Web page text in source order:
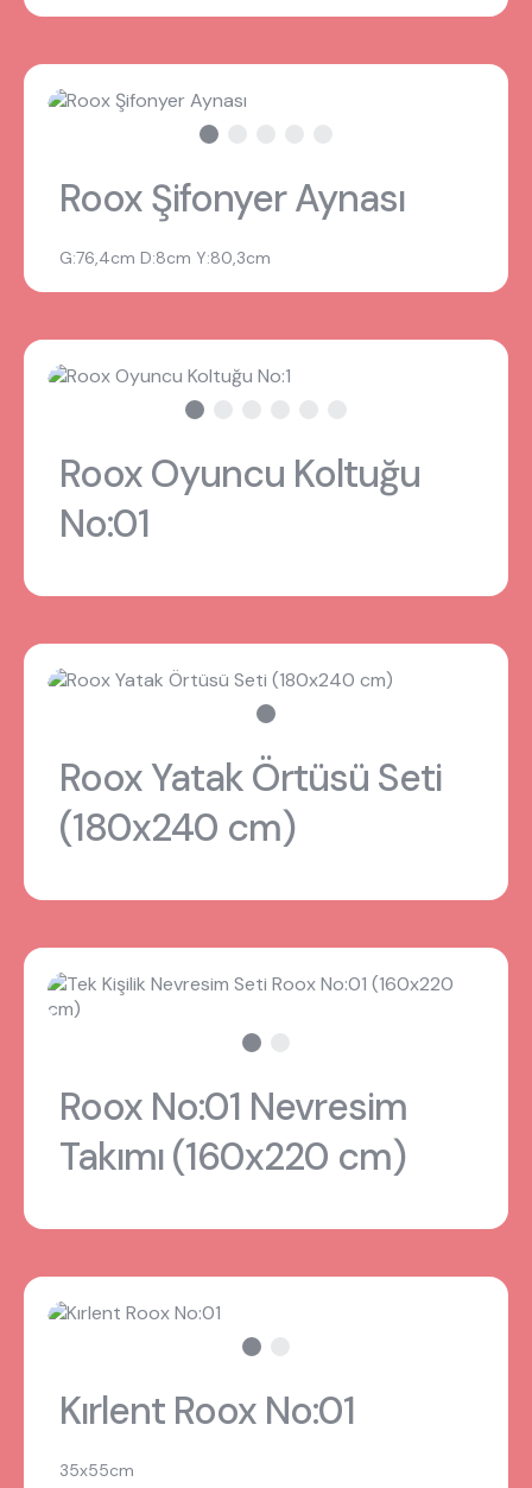
Roox Şifonyer Aynası
G:76,4cm D:8cm Y:80,3cm
Roox Oyuncu Koltuğu
No:01
Roox Yatak Örtüsü Seti
(180x240 cm)
Roox No:01 Nevresim
Takımı (160x220 cm)
Kırlent Roox No:01
35x55cm